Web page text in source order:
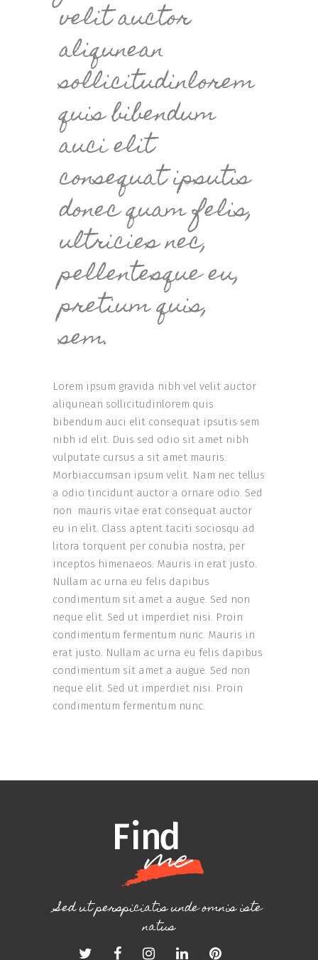
velit auctor
aliqunean
sollicitudinlorem
quis bibendum
auci elit
consequat ipsutis
donec quam felis,
ultricies nec,
pellentesque eu,
pretium quis,
sem.
Lorem ipsum gravida nibh vel velit auctor
aliqunean sollicitudinlorem quis
bibendum auci elit consequat ipsutis sem
nibh id elit. Duis sed odio sit amet nibh
vulputate cursus a sit amet mauris.
Morbiaccumsan ipsum velit. Nam nec tellus
a odio tincidunt auctor a ornare odio. Sed
non mauris vitae erat consequat auctor
eu in elit. Class aptent taciti sociosqu ad
litora torquent per conubia nostra, per
inceptos himenaeos. Mauris in erat justo.
Nullam ac urna eu felis dapibus
condimentum sit amet a augue. Sed non
neque elit. Sed ut imperdiet nisi. Proin
condimentum fermentum nunc. Mauris in
erat justo. Nullam ac urna eu felis dapibus
condimentum sit amet a augue. Sed non
neque elit. Sed ut imperdiet nisi. Proin
condimentum fermentum nunc.
Sed ut perspiciatis unde omnis iste
natus